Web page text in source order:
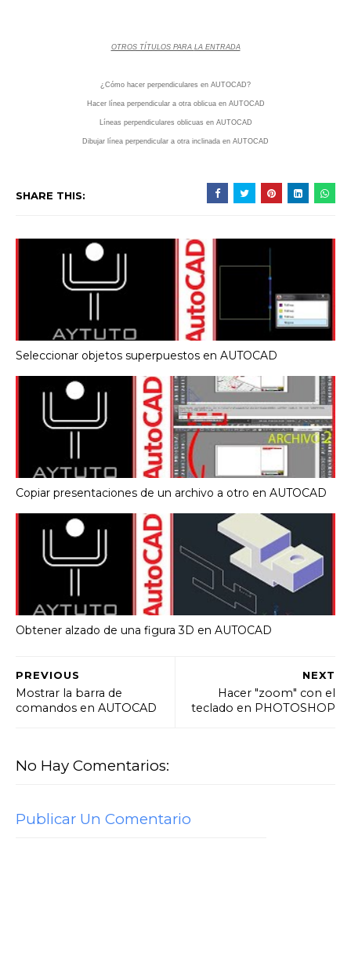
OTROS TÍTULOS PARA LA ENTRADA
¿Cómo hacer perpendiculares en AUTOCAD?
Hacer línea perpendicular a otra oblicua en AUTOCAD
Líneas perpendiculares oblicuas en AUTOCAD
Dibujar línea perpendicular a otra inclinada en AUTOCAD
SHARE THIS:
Seleccionar objetos superpuestos en AUTOCAD
Copiar presentaciones de un archivo a otro en AUTOCAD
Obtener alzado de una figura 3D en AUTOCAD
NEXT
Hacer "zoom" con el
teclado en PHOTOSHOP
PREVIOUS
Mostrar la barra de
comandos en AUTOCAD
No Hay Comentarios:
Publicar Un Comentario